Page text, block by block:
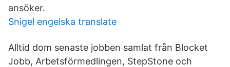
ansöker.
Snigel engelska translate
Alltid dom senaste jobben samlat från Blocket
Jobb, Arbetsförmedlingen, StepStone och